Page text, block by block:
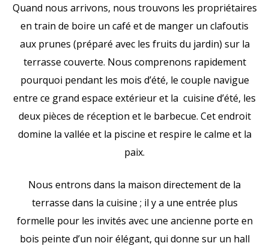
Quand nous arrivons, nous trouvons les propriétaires
en train de boire un café et de manger un clafoutis
aux prunes (préparé avec les fruits du jardin) sur la
terrasse couverte. Nous comprenons rapidement
pourquoi pendant les mois d’été, le couple navigue
entre ce grand espace extérieur et la cuisine d’été, les
deux pièces de réception et le barbecue. Cet endroit
domine la vallée et la piscine et respire le calme et la
paix.
Nous entrons dans la maison directement de la
terrasse dans la cuisine ; il y a une entrée plus
formelle pour les invités avec une ancienne porte en
bois peinte d’un noir élégant, qui donne sur un hall